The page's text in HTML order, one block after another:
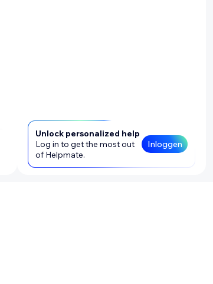
Unlock personalized help
Log in to get the most out
of Helpmate.
Inloggen